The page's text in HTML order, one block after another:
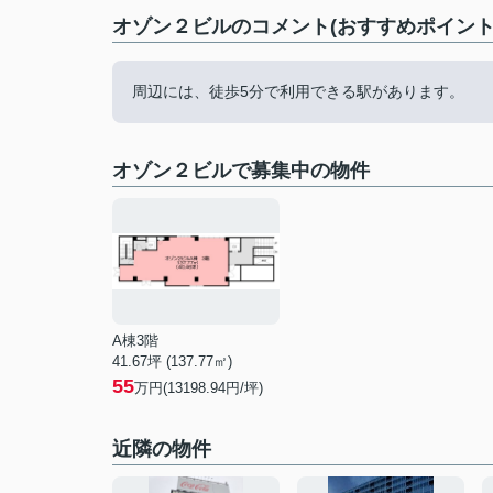
オゾン２ビルのコメント(おすすめポイン
周辺には、徒歩5分で利用できる駅があります。
オゾン２ビルで募集中の物件
A棟3階
41.67坪 (137.77㎡)
55万円(13198.94円/坪)
近隣の物件